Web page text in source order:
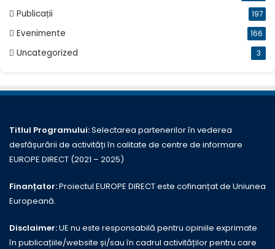
Publicații 197
Evenimente 166
Uncategorized 3
Titlul Programului:Selectarea partenerilor în vederea
desfășurării de activități în calitate de centre de informare
EUROPE DIRECT (2021 – 2025)
Finanțator:Proiectul EUROPE DIRECT este cofinanțat de Uniunea
Europeană.
Disclaimer:UE nu este responsabilă pentru opiniile exprimate
în publicațiile/website și/sau în cadrul activităților pentru care